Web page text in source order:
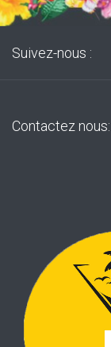
Suivez-nous :
Contactez nous: